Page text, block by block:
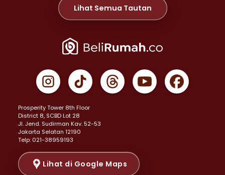
Properti Dijual di Meruya >
Properti Dijual di Jelambar >
Properti Dijual di Jakarta Pusat >
Properti Dijual di Gambir >
Properti Dijual di Johar Baru >
Properti Dijual di Menteng >
Properti Dijual di Senen >
Properti Dijual di Tanah Abang >
Properti Dijual di Cikini >
Properti Dijual di Kramat >
Properti Dijual di Pasar Baru >
Lihat Semua Tautan
Prosperity Tower 8th Floor
District 8, SCBD Lot 28
JI. Jend. Sudirman Kav. 52-53
Jakarta Selatan 12190
Telp: 021-38959193
Lihat di Google Maps